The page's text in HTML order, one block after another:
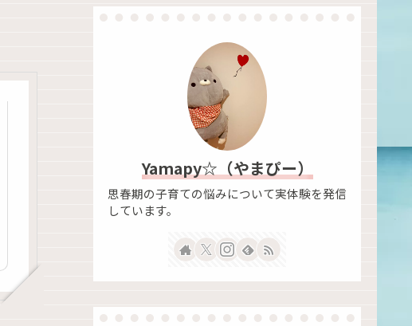
Yamapy☆（やまぴー）
思春期の子育ての悩みについて実体験を発信
しています。